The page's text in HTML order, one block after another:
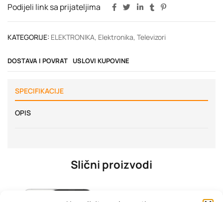
Podijeli link sa prijateljima
KATEGORIJE: ELEKTRONIKA, Elektronika, Televizori
DOSTAVA I POVRAT USLOVI KUPOVINE
SPECIFIKACIJE
OPIS
Slični proizvodi